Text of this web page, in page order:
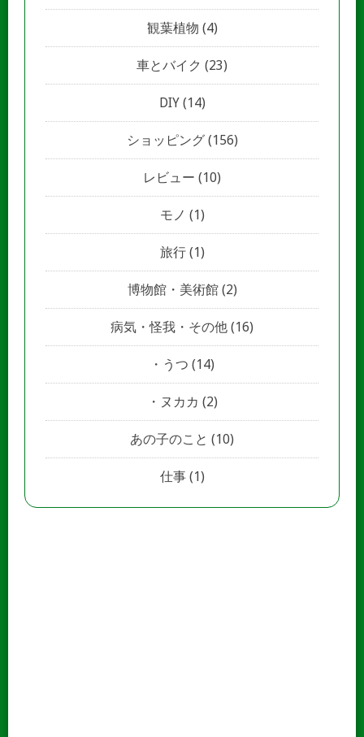
観葉植物 (4)
車とバイク (23)
DIY(14)
ショッピング(156)
レビュー (10)
モノ (1)
旅行(1)
博物館・美術館(2)
病気・怪我・その他 (16)
うつ (14)
ヌカカ (2)
あの子のこと (10)
仕事(1)